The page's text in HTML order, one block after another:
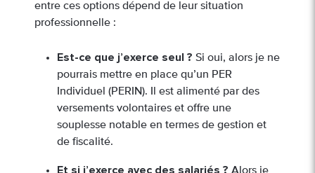
entre ces options dépend de leur situation
professionnelle :
Est-ce que j’exerce seul ? Si oui, alors je ne
pourrais mettre en place qu’un PER
Individuel (PERIN). Il est alimenté par des
versements volontaires et offre une
souplesse notable en termes de gestion et
de fiscalité.
Et si j’exerce avec des salariés ?